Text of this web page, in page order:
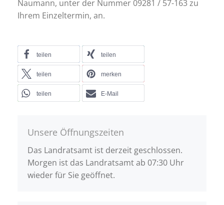
Naumann, unter der Nummer 09281 / 57-163 zu
Ihrem Einzeltermin, an.
teilen teilen
teilen merken
teilen E-Mail
Unsere Öffnungszeiten
Das Landratsamt ist derzeit geschlossen.
Morgen ist das Landratsamt ab 07:30 Uhr
wieder für Sie geöffnet.